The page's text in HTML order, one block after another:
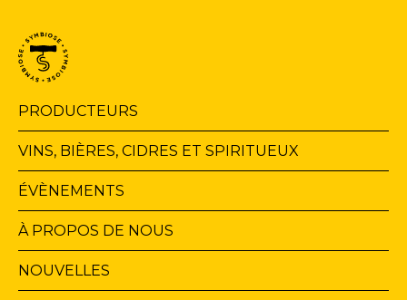
Navigation
principale
PRODUCTEURS
VINS, BIÈRES, CIDRES ET SPIRITUEUX
ÉVÈNEMENTS
À PROPOS DE NOUS
NOUVELLES